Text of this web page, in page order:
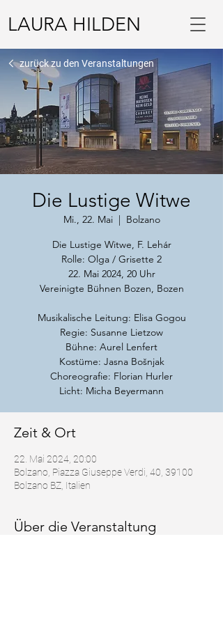
LAURA HILDEN
Die Lustige Witwe
Mi., 22. Mai
  |
Bolzano
Die Lustige Witwe, F. Lehár
Rolle: Olga / Grisette 2
22. Mai 2024, 20 Uhr
Vereinigte Bühnen Bozen, Bozen
Musikalische Leitung: Elisa Gogou
Regie: Susanne Lietzow
Bühne: Aurel Lenfert
Kostüme: Jasna Bošnjak
Choreografie: Florian Hurler
Zeit & Ort
22. Mai 2024, 20:00
Bolzano, Piazza Giuseppe Verdi, 40, 39100
Bolzano BZ, Italien
Über die Veranstaltung
zurück zu den Veranstaltungen